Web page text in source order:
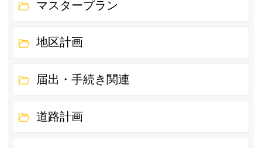
マスタープラン
地区計画
届出・手続き関連
道路計画